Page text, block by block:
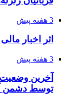
چرا انتخاب
پروژه را
3 هفته پیش
تفکر
فدراسیون
3 هفته پیش